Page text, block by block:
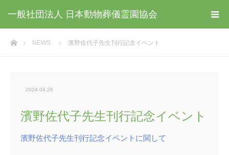
一般社団法人 日本動物葬儀霊園協会
ホームNEWS 濱野佐代子先生刊行記念イベント
2024.04.26
濱野佐代子先生刊行記念イベント
濱野佐代子先生刊行記念イベントに関して